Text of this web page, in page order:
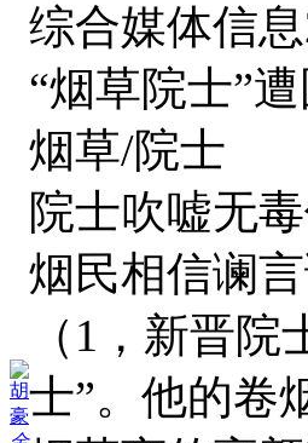
胡
豪
综合媒体信息
“烟草院士”
烟草/院士
院士吹嘘无
烟民相信谰
（1，新晋
士”。他的卷